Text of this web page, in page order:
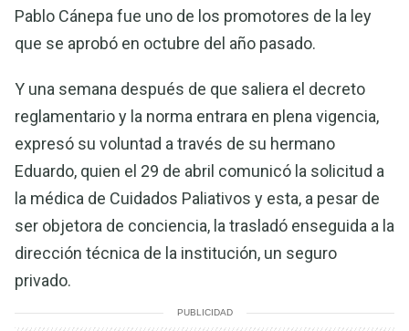
Pablo Cánepa fue uno de los promotores de la ley
que se aprobó en octubre del año pasado.
Y una semana después de que saliera el decreto
reglamentario y la norma entrara en plena vigencia,
expresó su voluntad a través de su hermano
Eduardo, quien el 29 de abril comunicó la solicitud a
la médica de Cuidados Paliativos y esta, a pesar de
ser objetora de conciencia, la trasladó enseguida a la
dirección técnica de la institución, un seguro
privado.
PUBLICIDAD